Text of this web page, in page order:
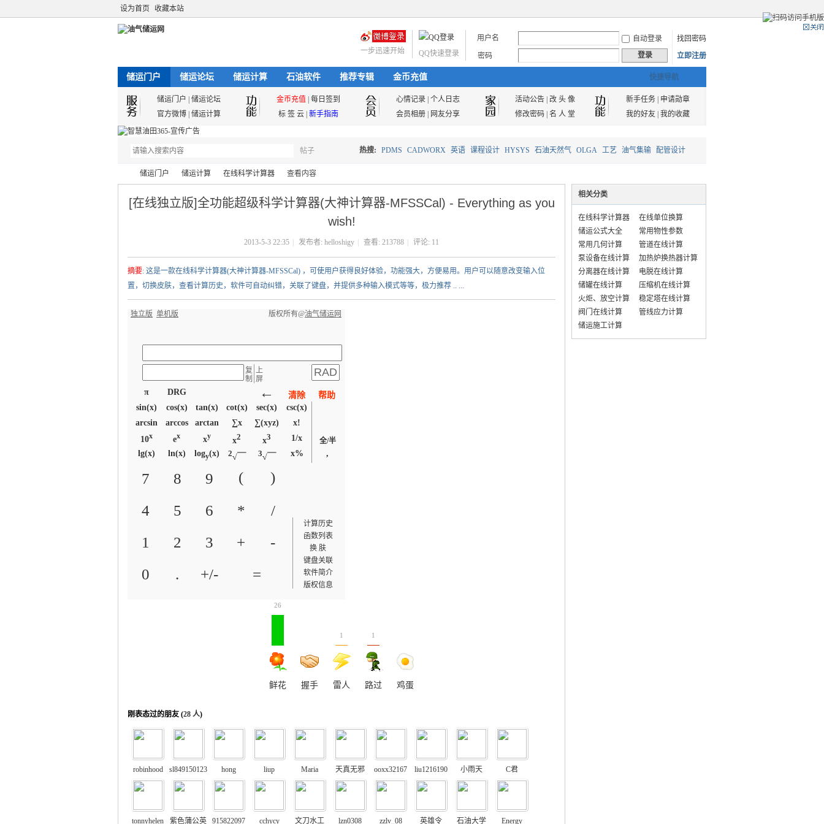
设为首页 收藏本站
用户名 自动登录
找回密码
密码
登录 立即注册
QQ快速登录
一步迅速开始
快捷导航
储运门户 储运论坛 储运计算 石油软件 推荐专辑 金币充值
储运门户 储运论坛 金币充值 每日签到 心情记录 个人日志 活动公告| 改 头 像 新手任务|
申请勋章
官方微博 储运计算 标 签 云 新手指南 会员相册 网友分享 修改密码| 名 人 堂 我的好友| 我的收藏
帖子
索
热搜: PDMS CADWORX 英语 课程设计 HYSYS 石油天然气 OLGA 工艺 油气集输 配管设计
储运门户 储运计算 在线科学计算器 查看内容
[在线独立版]全功能超级科学计算器(大神计算器-MFSSCal) - Everything as you
wish!
2013-5-3 22:35 发布者: helloshigy 查看: 213788 评论: 11
摘要: 这是一款在线科学计算器(大神计算器-MFSSCal) ，可使用户获得良好体验，功能强大，方便易用。用户可以随意改变输入位
置，切换皮肤，查看计算历史，软件可自动纠错，关联了键盘，并提供多种输入模式等等，极力推荐 .. ...
独立版 单机版 版权所有@油气储运网
复
制
上
屏
π DRG ← 清除
帮助
sin(x)
cos(x) tan(x) cot(x) sec(x)
csc(x)
arcsin
arccos arctan ∑x ∑(xyz)
x!
10x ex xy x2 x3
1/x
lg(x)
ln(x) logy(x) 2√￣ 3√￣ x%
全/半
,
7 8
9
4
5
6
1
2
3
0
. +/-
(
)
*
/
+
-
=
计算历史
函数列表
换 肤
键盘关联
软件简介
版权信息
26
鲜花 握手
1
雷人
1
路过 鸡蛋
刚表态过的朋友 (28 人)
robinhood sl849150123 hong liup Maria 天真无邪 ooxx32167 liu1216190 小雨天 C君
tonnyhelen 紫色蒲公英 915822097 cchycy 文刀水工 lzn0308 zzlv_08 英雄令 石油大学 Energy
相关分类
在线科学计算器
在线单位换算
储运公式大全
常用物性参数
常用几何计算
管道在线计算
泵设备在线计算
加热炉换热器计算
分离器在线计算
电脱在线计算
储罐在线计算
压缩机在线计算
火炬、放空计算
稳定塔在线计算
阀门在线计算
管线应力计算
储运施工计算